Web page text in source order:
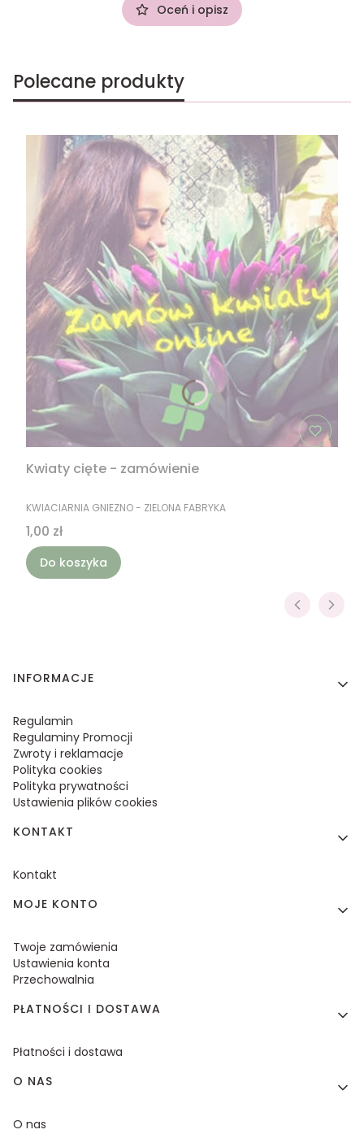
Oceń i opisz
Polecane produkty
Kwiaty cięte - zamówienie
PRODUCENT
KWIACIARNIA GNIEZNO - ZIELONA FABRYKA
Cena
1,00 zł
Do koszyka
Linki w stopce
INFORMACJE
Regulamin
Regulaminy Promocji
Zwroty i reklamacje
Polityka cookies
Polityka prywatności
Ustawienia plików cookies
KONTAKT
Kontakt
MOJE KONTO
Twoje zamówienia
Ustawienia konta
Przechowalnia
PŁATNOŚCI I DOSTAWA
Płatności i dostawa
O NAS
O nas